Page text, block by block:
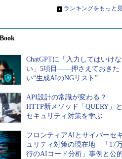
» ランキングをもっと
ChatGPTに「入力してはいけな
い」5項目――押さえておきた
い“生成AIのNGリスト”
API設計の常識が変わる？
HTTP新メソッド「QUERY」と
セキュリティ対策を学ぶ
フロンティアAIとサイバーセ
ュリティ対策の現在地 「17
行のAIコード分析」事例と公